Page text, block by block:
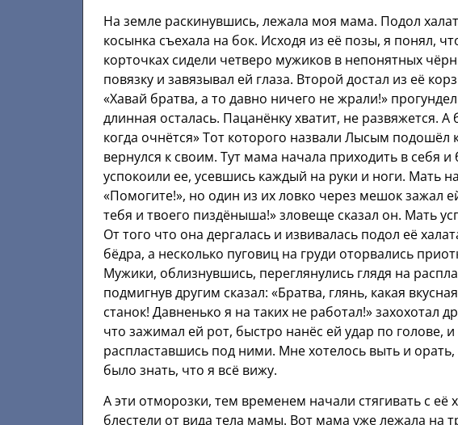
На земле раскинувшись, лежала моя мама. Подол
косынка съехала на бок. Исходя из её позы, я понял,
корточках сидели четверо мужиков в непонятных
повязку и завязывал ей глаза. Второй достал из её
«Хавай братва, а то давно ничего не жрали!»
длинная осталась. Пацанёнку хватит, не развяжется.
когда очнётся» Тот которого назвали Лысым
вернулся к своим. Тут мама начала приходить в
успокоили ее, усевшись каждый на руки и ноги. Мать
«Помогите!», но один из их ловко через мешок зажал
тебя и твоего пиздёныша!» зловеще сказал он. Мать
От того что она дергалась и извивалась подол её
бёдра, а несколько пуговиц на груди оторвались
Мужики, облизнувшись, переглянулись глядя на
подмигнув другим сказал: «Братва, глянь, какая
станок! Давненько я на таких не работал!» захохотал
что зажимал ей рот, быстро нанёс ей удар по голове,
распластавшись под ними. Мне хотелось выть и
было знать, что я всё вижу.
А эти отморозки, тем временем начали стягивать с её
блестели от вида тела мамы. Вот мама уже лежала на